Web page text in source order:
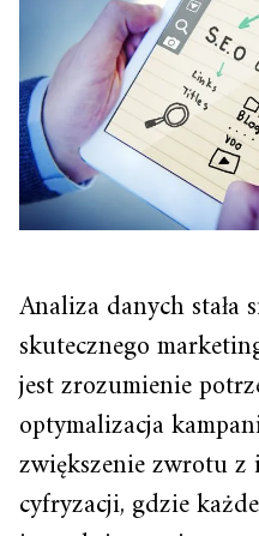
Analiza danych stała
skutecznego
jest zrozumienie
optymalizacja
zwiększenie zwrotu
cyfryzacji, gdzie